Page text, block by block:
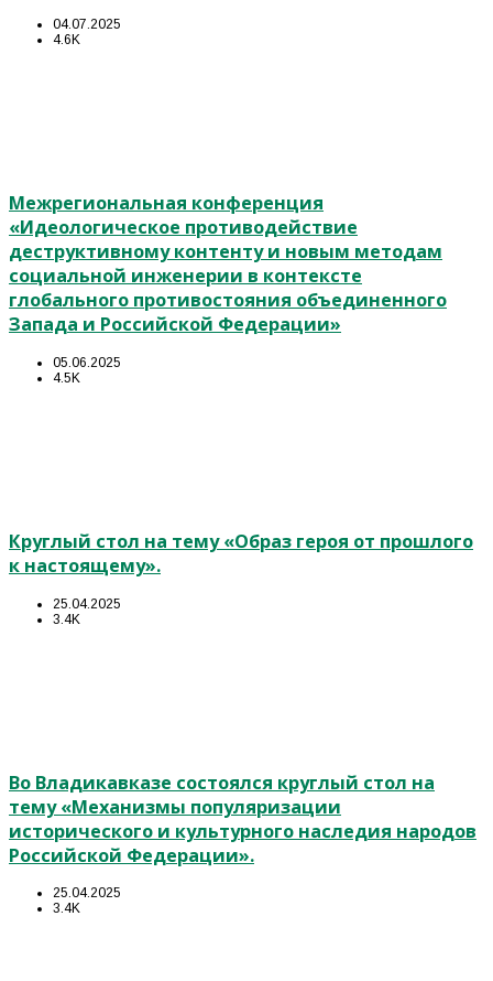
04.07.2025
4.6K
Межрегиональная конференция
«Идеологическое противодействие
деструктивному контенту и новым методам
социальной инженерии в контексте
глобального противостояния объединенного
Запада и Российской Федерации»
05.06.2025
4.5K
Круглый стол на тему «Образ героя от прошлого
к настоящему».
25.04.2025
3.4K
Во Владикавказе состоялся круглый стол на
тему «Механизмы популяризации
исторического и культурного наследия народов
Российской Федерации».
25.04.2025
3.4K